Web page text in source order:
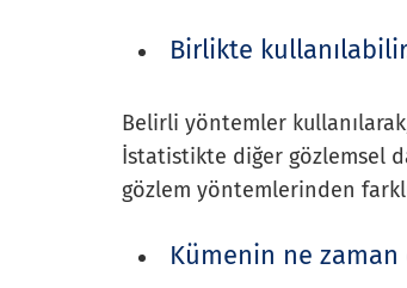
Birlikte
Belirli yöntemler
İstatistikte diğer gözlemsel
gözlem yöntemlerinden
Kümenin ne zaman